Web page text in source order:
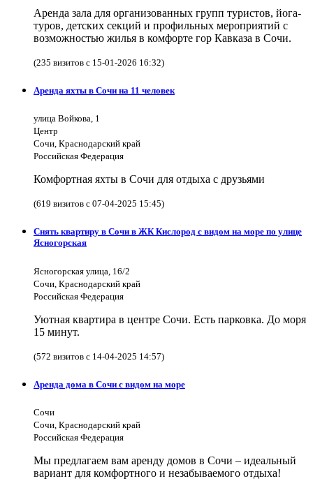
Аренда зала для организованных групп туристов, йога-
туров, детских секций и профильных мероприятий с
возможностью жилья в комфорте гор Кавказа в Сочи.
(235 визитов с 15-01-2026 16:32)
Аренда яхты в Сочи на 11 человек
улица Войкова, 1
Центр
Сочи, Краснодарский край
Российская Федерация
Комфортная яхты в Сочи для отдыха с друзьями
(619 визитов с 07-04-2025 15:45)
Снять квартиру в Сочи в ЖК Кислород с видом на море по улице
Ясногорская
Ясногорская улица, 16/2
Сочи, Краснодарский край
Российская Федерация
Уютная квартира в центре Сочи. Есть парковка. До моря
15 минут.
(572 визитов с 14-04-2025 14:57)
Аренда дома в Сочи с видом на море
Сочи
Сочи, Краснодарский край
Российская Федерация
Мы предлагаем вам аренду домов в Сочи – идеальный
вариант для комфортного и незабываемого отдыха!